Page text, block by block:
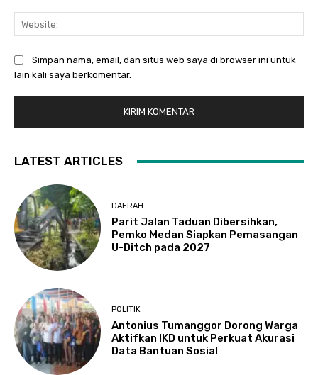
Simpan nama, email, dan situs web saya di browser ini untuk
lain kali saya berkomentar.
LATEST ARTICLES
DAERAH
Parit Jalan Taduan Dibersihkan,
Pemko Medan Siapkan Pemasangan
U-Ditch pada 2027
POLITIK
Antonius Tumanggor Dorong Warga
Aktifkan IKD untuk Perkuat Akurasi
Data Bantuan Sosial